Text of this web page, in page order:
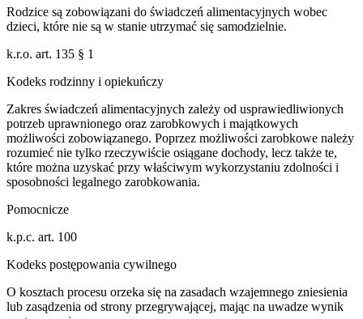
Rodzice są zobowiązani do świadczeń alimentacyjnych wobec
dzieci, które nie są w stanie utrzymać się samodzielnie.
k.r.o. art. 135 § 1
Kodeks rodzinny i opiekuńczy
Zakres świadczeń alimentacyjnych zależy od usprawiedliwionych
potrzeb uprawnionego oraz zarobkowych i majątkowych
możliwości zobowiązanego. Poprzez możliwości zarobkowe należy
rozumieć nie tylko rzeczywiście osiągane dochody, lecz także te,
które można uzyskać przy właściwym wykorzystaniu zdolności i
sposobności legalnego zarobkowania.
Pomocnicze
k.p.c. art. 100
Kodeks postępowania cywilnego
O kosztach procesu orzeka się na zasadach wzajemnego zniesienia
lub zasądzenia od strony przegrywającej, mając na uwadze wynik